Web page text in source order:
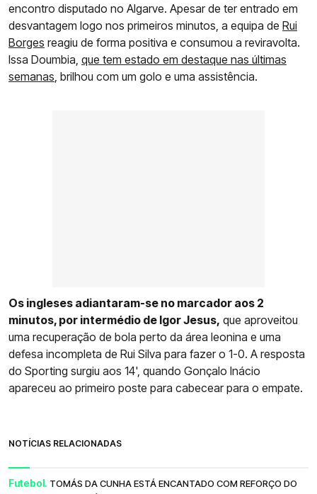
encontro disputado no Algarve. Apesar de ter entrado em
desvantagem logo nos primeiros minutos, a equipa de Rui
Borges reagiu de forma positiva e consumou a reviravolta.
Issa Doumbia, que tem estado em destaque nas últimas
semanas , brilhou com um golo e uma assistência.
Os ingleses adiantaram-se no marcador aos 2
minutos, por intermédio de Igor Jesus, que aproveitou
uma recuperação de bola perto da área leonina e uma
defesa incompleta de Rui Silva para fazer o 1-0. A resposta
do Sporting surgiu aos 14', quando Gonçalo Inácio
apareceu ao primeiro poste para cabecear para o empate.
NOTÍCIAS RELACIONADAS
Futebol. TOMÁS DA CUNHA ESTÁ ENCANTADO COM REFORÇO DO